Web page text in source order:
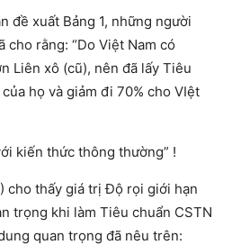
đề xuất Bảng 1, những người
cho rằng: “Do Việt Nam có
Liên xô (cũ), nên đã lấy Tiêu
họ và giảm đi 70% cho VIệt
kiến thức thông thường” !
cho thấy giá trị Độ rọi giới hạn
trọng khi làm Tiêu chuẩn CSTN
quan trọng đã nêu trên: